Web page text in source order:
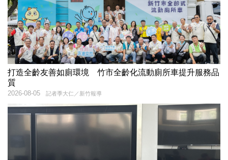
打造全齡友善如廁環境 竹市全齡化流動廁所車提升服務品
質
記者季大仁／新竹報導
2026-08-05